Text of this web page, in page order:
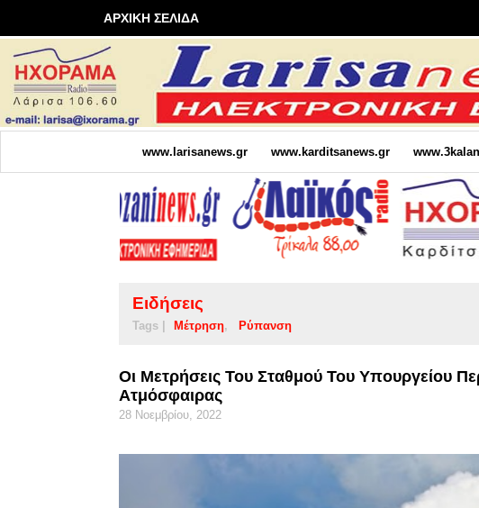
ΑΡΧΙΚΗ ΣΕΛΙΔΑ
www.larisanews.gr www.karditsanews.gr
Ειδήσεις
Tags | Μέτρηση Ρύπανση
Οι Μετρήσεις Του Σταθμού Του Υπουργείου
Ατμόσφαιρας
28 Νοεμβρίου, 2022